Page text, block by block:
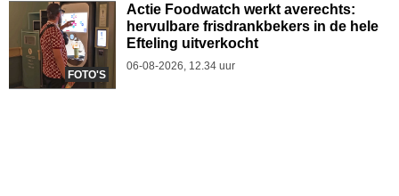
FOTO'S
Actie Foodwatch werkt averechts:
hervulbare frisdrankbekers in de hele
Efteling uitverkocht
06-08-2026, 12.34 uur